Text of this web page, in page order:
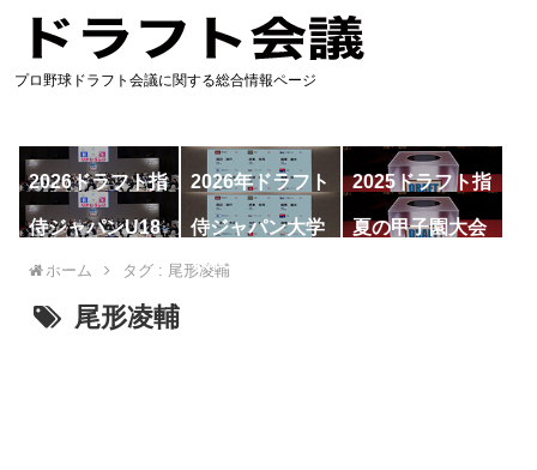
プロ野球ドラフト会議に関する総合情報ページ
2026ドラフト指
名予想
2026年ドラフト
候補
2025ドラフト指
名一覧
侍ジャパンU18
代表
侍ジャパン大学
代表
夏の甲子園大会
ホーム タグ : 尾形凌輔
尾形凌輔